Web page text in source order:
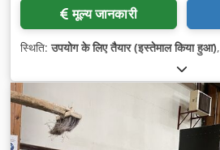
मूल्य जानकारी
स्थिति:उपयोग के लिए तैयार (इस्तेमाल किया हुआ),